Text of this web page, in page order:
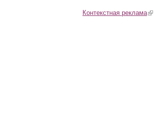
Контекстная реклама